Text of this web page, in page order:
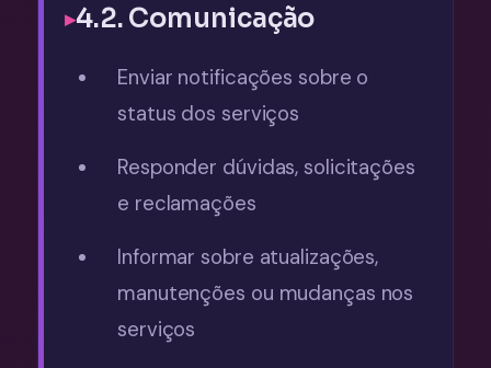
4.2. Comunicação
Enviar notificações sobre o
status dos serviços
Responder dúvidas, solicitações
e reclamações
Informar sobre atualizações,
manutenções ou mudanças nos
serviços